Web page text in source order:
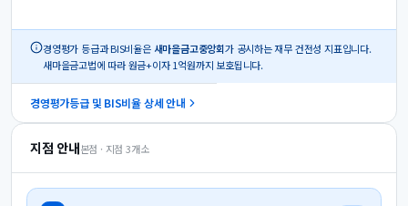
경영평가 등급과 BIS비율은 새마을금고중앙회가 공시하는 재무 건전성 지표입니다.
새마을금고법에 따라 원금+이자 1억원까지 보호됩니다.
경영평가등급 및 BIS비율 상세 안내
지점 안내본점 · 지점 3개소